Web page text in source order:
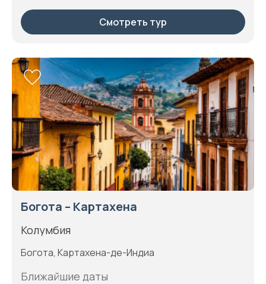
Смотреть тур
Богота – Картахена
Колумбия
Богота, Картахена-де-Индиа
Ближайшие даты